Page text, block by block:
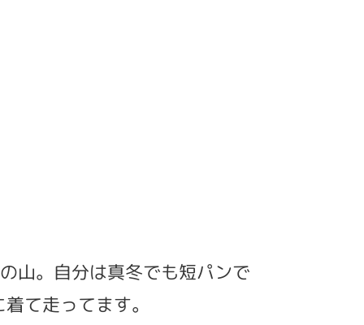
山。自分は真冬でも短パンで
て走ってます。